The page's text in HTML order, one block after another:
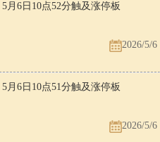
月6日10点52分触及涨停板
2026/5/6
月6日10点51分触及涨停板
2026/5/6